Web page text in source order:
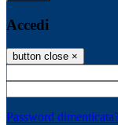
Accedi
button close ×
Password